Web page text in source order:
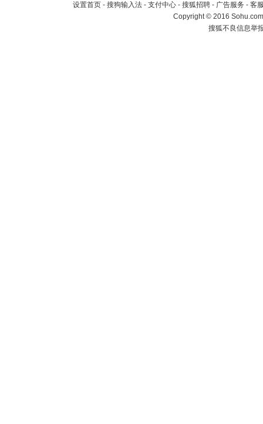
设置首页 - 搜狗输入法 - 支付中心 - 搜狐招聘 - 广告服务 - 客
Copyright©2016
搜狐不良信息举